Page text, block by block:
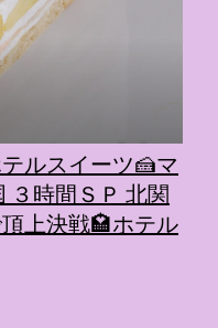
ルスイーツ🍰マ
３時間ＳＰ 北関
上決戦🏩ホテル